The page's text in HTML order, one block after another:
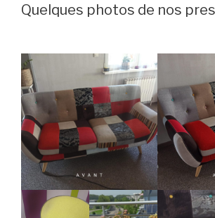
Quelques photos de nos